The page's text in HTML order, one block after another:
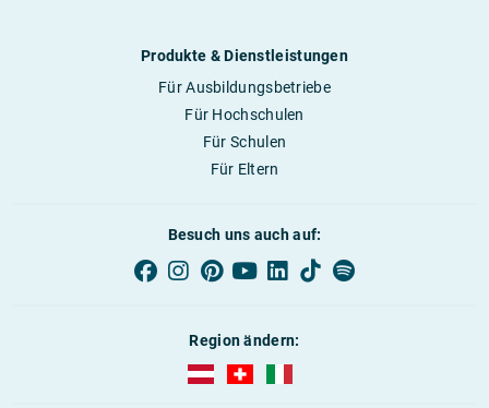
Produkte & Dienstleistungen
Für Ausbildungsbetriebe
Für Hochschulen
Für Schulen
Für Eltern
Besuch uns auch auf:
Region ändern:
AUBI-plus Österreich (deutsch)